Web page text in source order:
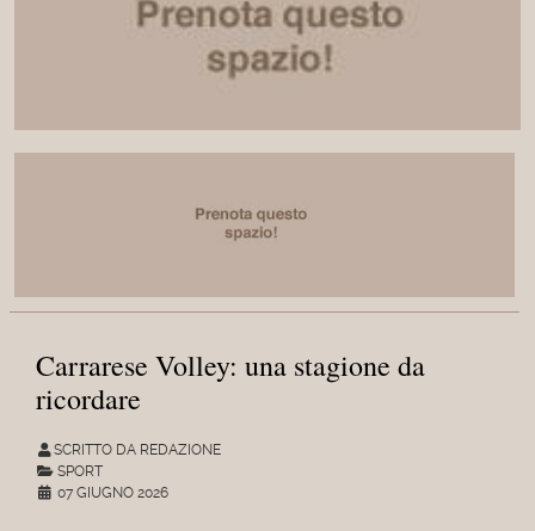
Carrarese Volley: una stagione da
ricordare
SCRITTO DA REDAZIONE
SPORT
07 GIUGNO 2026